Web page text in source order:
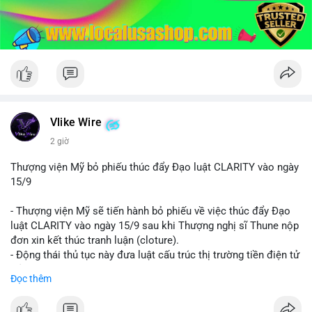
Vlike Wire
2 giờ
Thượng viện Mỹ bỏ phiếu thúc đẩy Đạo luật CLARITY vào ngày
15/9
- Thượng viện Mỹ sẽ tiến hành bỏ phiếu về việc thúc đẩy Đạo
luật CLARITY vào ngày 15/9 sau khi Thượng nghị sĩ Thune nộp
đơn xin kết thúc tranh luận (cloture).
- Động thái thủ tục này đưa luật cấu trúc thị trường tiền điện tử
các điều khoản liên quan đến đạo đức và stablecoin.
Đọc thêm